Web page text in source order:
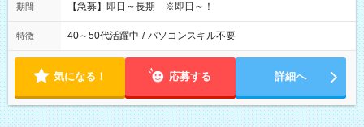
期間 【急募】即日～長期 ※即日～！
特徴 40～50代活躍中 / パソコンスキル不要
気になる！ 応募する 詳細へ